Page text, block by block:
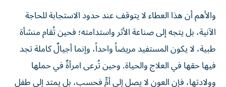
والأهم أن هذا العطاء لا يتوقف عند حدود الاستجابة للحاجة
الآنية، بل يتجه إلى صناعة الأثر واستدامته؛ فحين تُقام منشأة
طبية، لا يكون المستفيد مريضاً واحداً، وإنما أجيالٌ كاملة تجد
فيها حقها في العلاج والحياة. وحين تُرعى امرأةٌ في حملها
وولادتها، فإن العون لا يصل إلى أمٍّ فحسب، بل يمتد إلى طفلٍ